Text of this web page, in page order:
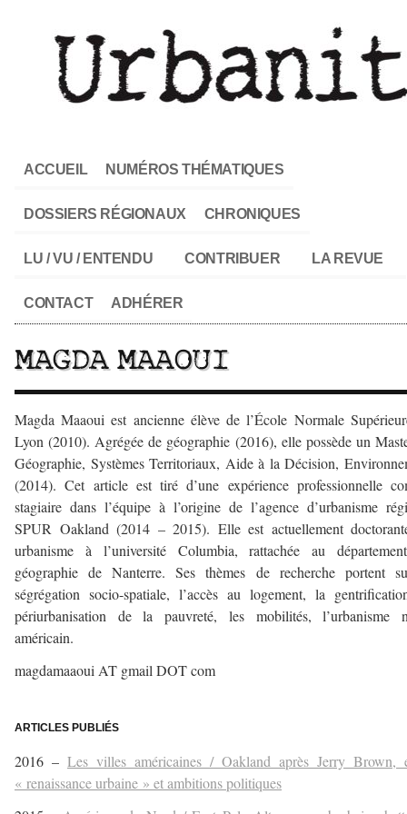
ACCUEIL NUMÉROS THÉMATIQUES
DOSSIERS RÉGIONAUX CHRONIQUES
LU / VU / ENTENDU CONTRIBUER LA REVUE
CONTACT ADHÉRER
MAGDA MAAOUI
Magda Maaoui est ancienne élève de l’École Normale
Lyon (2010). Agrégée de géographie (2016), elle possède un
Géographie, Systèmes Territoriaux, Aide à la Décision,
(2014). Cet article est tiré d’une expérience professionnelle
stagiaire dans l’équipe à l’origine de l’agence d’urbanisme
SPUR Oakland (2014 – 2015). Elle est actuellement
urbanisme à l’université Columbia, rattachée au
géographie de Nanterre. Ses thèmes de recherche portent
ségrégation socio-spatiale, l’accès au logement, la
périurbanisation de la pauvreté, les mobilités, l’urbanisme
américain.
magdamaaoui AT gmail DOT com
ARTICLES PUBLIÉS
2016 – Les villes américaines / Oakland après Jerry Brown,
« renaissance urbaine » et ambitions politiques